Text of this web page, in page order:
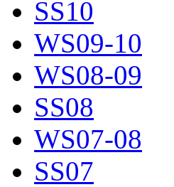
SS10
WS09-10
WS08-09
SS08
WS07-08
SS07